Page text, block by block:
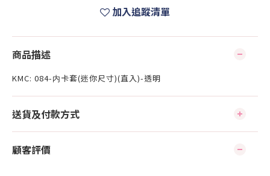
加入追蹤清單
商品描述
KMC: 084-内卡套(迷你尺寸)(直入)-透明
送貨及付款方式
顧客評價